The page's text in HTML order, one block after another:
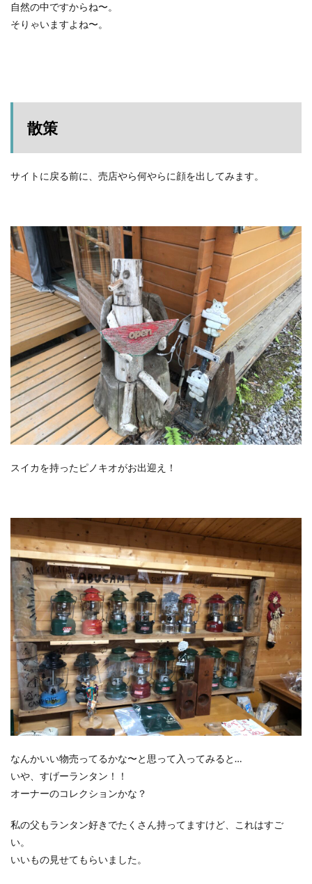
自然の中ですからね〜。
そりゃいますよね〜。
散策
サイトに戻る前に、売店やら何やらに顔を出してみます。
スイカを持ったピノキオがお出迎え！
なんかいい物売ってるかな〜と思って入ってみると…
いや、すげーランタン！！
オーナーのコレクションかな？
私の父もランタン好きでたくさん持ってますけど、これはすご
い。
いいもの見せてもらいました。